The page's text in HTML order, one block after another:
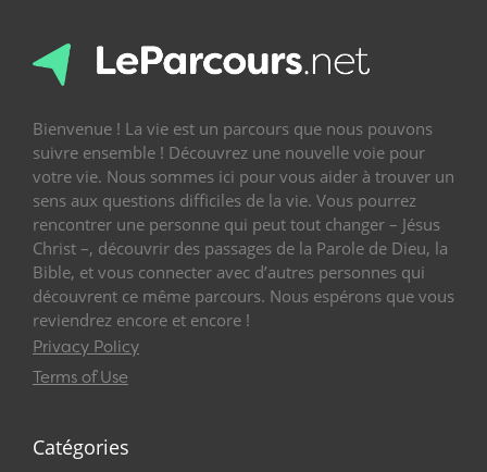
Bienvenue ! La vie est un parcours que nous pouvons
suivre ensemble ! Découvrez une nouvelle voie pour
votre vie. Nous sommes ici pour vous aider à trouver un
sens aux questions difficiles de la vie. Vous pourrez
rencontrer une personne qui peut tout changer – Jésus
Christ –, découvrir des passages de la Parole de Dieu, la
Bible, et vous connecter avec d’autres personnes qui
découvrent ce même parcours. Nous espérons que vous
reviendrez encore et encore !
Privacy Policy
Terms of Use
Catégories